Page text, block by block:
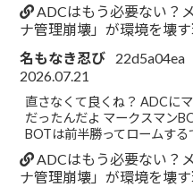
ADCはもう必要ない？
ナ管理崩壊」が環境を壊
名もなき忍び
22d5a04ea
2026.07.21
直さなくて良くね？ ADCに
だったんだよ マークスマン
BOTは前半勝ってロームする
ADCはもう必要ない？
ナ管理崩壊」が環境を壊